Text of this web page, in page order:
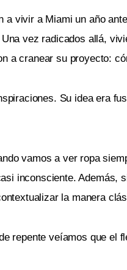
vivir a Miami un año
vez radicados allá,
a cranear su proyecto:
Su idea era
vamos a ver ropa
inconsciente. Además,
la manera
repente veíamos que el